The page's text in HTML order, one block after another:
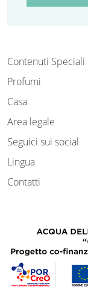
Contenuti Speciali
Profumi
Casa
Area legale
Seguici sui social
Lingua
Contatti